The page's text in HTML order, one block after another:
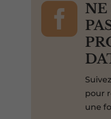

NE
pour
une